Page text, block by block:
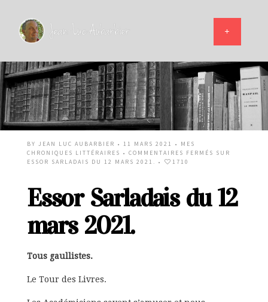
BY JEAN LUC AUBARBIER • 11 MARS 2021 • MES
CHRONIQUES LITTÉRAIRES • COMMENTAIRES FERMÉS SUR
ESSOR SARLADAIS DU 12 MARS 2021. • 1710
Essor Sarladais du 12
mars 2021.
Tous gaullistes.
Le Tour des Livres.